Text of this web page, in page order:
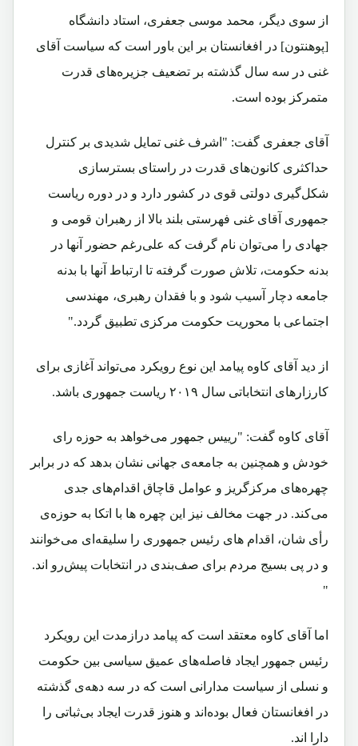
از سوی دیگر، محمد موسی جعفری، استاد دانشگاه
[پوهنتون] در افغانستان بر این باور است که سیاست آقای
غنی در سه سال گذشته بر تضعیف جزیره‌های قدرت
متمرکز بوده است.
آقای جعفری گفت: "اشرف غنی تمایل شدیدی بر کنترل
حداکثری کانون‌های قدرت در راستای بسترسازی
شکل‌گیری دولتی قوی در کشور دارد و در دوره ریاست
جمهوری آقای غنی فهرستی بلند بالا از رهبران قومی و
جهادی را می‌توان نام گرفت که علی‌رغم حضور آنها در
بدنه حکومت، تلاش صورت گرفته تا ارتباط آنها با بدنه
جامعه دچار آسیب شود و با فقدان رهبری، مهندسی
اجتماعی با محوریت حکومت مرکزی تطبیق گردد."
از دید آقای کاوه پیامد این نوع رویکرد می‌تواند آغازی برای
کارزارهای انتخاباتی سال ۲۰۱۹ ریاست جمهوری باشد.
آقای کاوه گفت: "رییس جمهور می‌خواهد به حوزه‌ رای
خودش و همچنین به جامعه‌ی جهانی نشان بدهد که در برابر
چهره‌های مرکزگریز و عوامل قاچاق اقدام‌های جدی
می‌کند. در جهت مخالف نیز این چهره ها با اتکا به حوزه‌ی
رأی شان، اقدام های رئیس جمهوری را سلیقه‌ای می‌خوانند
و در پی بسیج مردم برای صف‌بندی در انتخابات پیش‌رو اند.
"
اما آقای کاوه معتقد است که پیامد درازمدت این رویکرد
رئیس جمهور ایجاد فاصله‌های عمیق سیاسی بین حکومت
و نسلی از سیاست مدارانی است که در سه دهه‌ی گذشته
در افغانستان فعال بوده‌اند و هنوز قدرت ایجاد بی‌ثباتی را
دارا اند.